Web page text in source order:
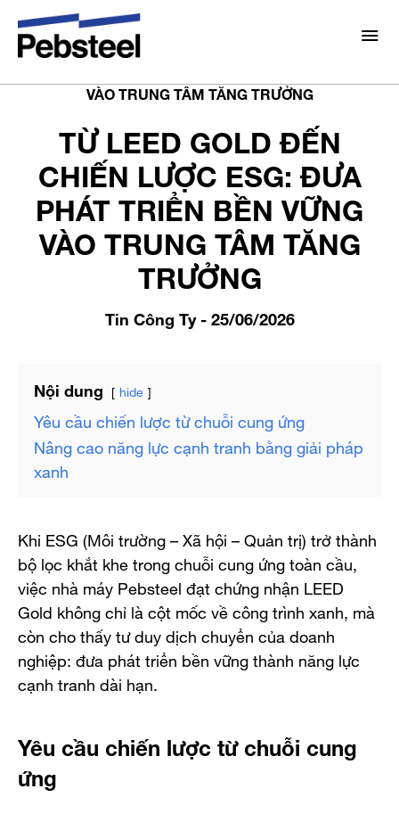
Giới thiệu
Về chúng tôi
Lựa chọn Pebsteel
Giải pháp
Tổng Quan
Hệ thống
Sản Phẩm
Điện Mặt Trời Áp Mái
Dự án
Truyền thông
Brochures
Trang chủ/Tin tức
TỪ LEED GOLD
ĐẾN CHIẾN LƯỢC ESG: ĐƯA PHÁT TRIỂN BỀN VỮNG
VÀO TRUNG TÂM TĂNG TRƯỞNG
TỪ LEED GOLD ĐẾN
CHIẾN LƯỢC ESG: ĐƯA
PHÁT TRIỂN BỀN VỮNG
VÀO TRUNG TÂM TĂNG
TRƯỞNG
Tin Công Ty- 25/06/2026
Nội dung hide
Yêu cầu chiến lược từ chuỗi cung ứng
Nâng cao năng lực cạnh tranh bằng giải pháp
xanh
Khi ESG (Môi trường – Xã hội – Quản trị) trở thành
bộ lọc khắt khe trong chuỗi cung ứng toàn cầu,
việc nhà máy Pebsteel đạt chứng nhận LEED
Gold không chỉ là cột mốc về công trình xanh, mà
còn cho thấy tư duy dịch chuyển của doanh
nghiệp: đưa phát triển bền vững thành năng lực
cạnh tranh dài hạn.
Yêu cầu chiến lược từ chuỗi cung
ứng